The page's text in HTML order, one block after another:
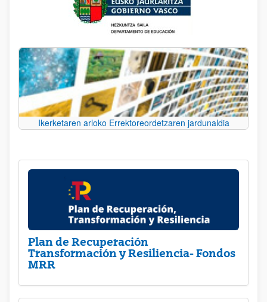
Ikerketaren arloko Errektoreordetzaren jardunaldia
Plan de Recuperación
Transformación y Resiliencia- Fondos
MRR